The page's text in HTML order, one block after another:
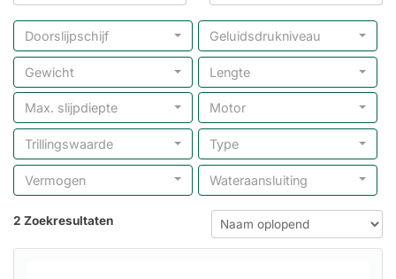
Doorslijpschijf Geluidsdrukniveau
Gewicht Lengte
Max. slijpdiepte Motor
Trillingswaarde Type
Vermogen Wateraansluiting
2 Zoekresultaten